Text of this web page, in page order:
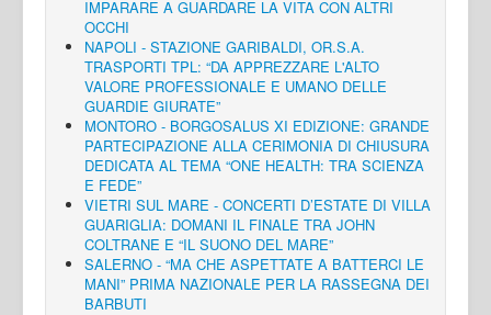
IMPARARE A GUARDARE LA VITA CON ALTRI
OCCHI
NAPOLI - STAZIONE GARIBALDI, OR.S.A.
TRASPORTI TPL: “DA APPREZZARE L'ALTO
VALORE PROFESSIONALE E UMANO DELLE
GUARDIE GIURATE”
MONTORO - BORGOSALUS XI EDIZIONE: GRANDE
PARTECIPAZIONE ALLA CERIMONIA DI CHIUSURA
DEDICATA AL TEMA “ONE HEALTH: TRA SCIENZA
E FEDE”
VIETRI SUL MARE - CONCERTI D’ESTATE DI VILLA
GUARIGLIA: DOMANI IL FINALE TRA JOHN
COLTRANE E “IL SUONO DEL MARE”
SALERNO - “MA CHE ASPETTATE A BATTERCI LE
MANI” PRIMA NAZIONALE PER LA RASSEGNA DEI
BARBUTI